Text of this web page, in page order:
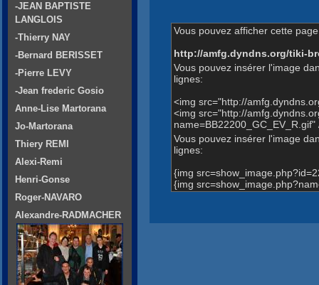
Vous pouvez afficher cette
http://amfg.dyndns.org/tiki-
Vous pouvez insérer l'image
lignes:
<img src="http://
<img src="http://
name=BB22200_GC_EV_R.gif"
Vous pouvez insérer l'image
lignes:
{img
{img
-JEAN BAPTISTE
LANGLOIS
-Thierry NAY
-Bernard BERISSET
-Pierre LEVY
-Jean frederic Gosio
Anne-Lise Martorana
Jo-Martorana
Thiery REMI
Alexi-Remi
Henri-Gonse
Roger-NAVARO
Alexandre-RADMACHER